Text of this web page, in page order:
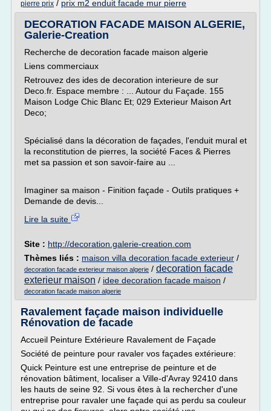
pierre prix / prix m2 enduit facade mur pierre
DECORATION FACADE MAISON ALGERIE,
Galerie-Creation
Recherche de decoration facade maison algerie
Liens commerciaux
Retrouvez des ides de decoration interieure de sur
Deco.fr. Espace membre : ... Autour du Façade. 155
Maison Lodge Chic Blanc Et; 029 Exterieur Maison Art
Deco;
Spécialisé dans la décoration de façades, l'enduit mural et
la reconstitution de pierres, la société Faces & Pierres
met sa passion et son savoir-faire au ...
Imaginer sa maison - Finition façade - Outils pratiques +
Demande de devis...
Lire la suite
Site : http://decoration.galerie-creation.com
Thèmes liés : maison villa decoration facade exterieur /
decoration facade exterieur maison algerie / decoration facade
exterieur maison / idee decoration facade maison /
decoration facade maison algerie
Ravalement façade maison individuelle
Rénovation de facade
Accueil Peinture Extérieure Ravalement de Façade
Société de peinture pour ravaler vos façades extérieure:
Quick Peinture est une entreprise de peinture et de
rénovation bâtiment, localiser a Ville-d'Avray 92410 dans
les hauts de seine 92. Si vous êtes à la rechercher d'une
entreprise pour ravaler une façade qui as perdu sa couleur